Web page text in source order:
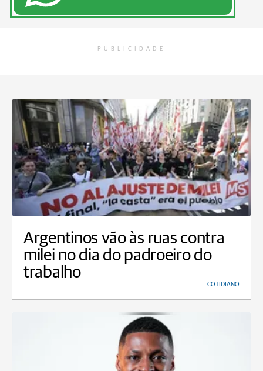
PUBLICIDADE
Argentinos vão às ruas contra
milei no dia do padroeiro do
trabalho
COTIDIANO